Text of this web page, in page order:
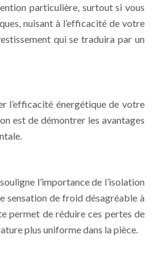
particulière, surtout si vous
nuisant à l’efficacité de votre
qui se traduira par un
l’efficacité énergétique de votre
est de démontrer les avantages
l’importance de l’isolation
sensation de froid désagréable à
permet de réduire ces pertes de
plus uniforme dans la pièce.